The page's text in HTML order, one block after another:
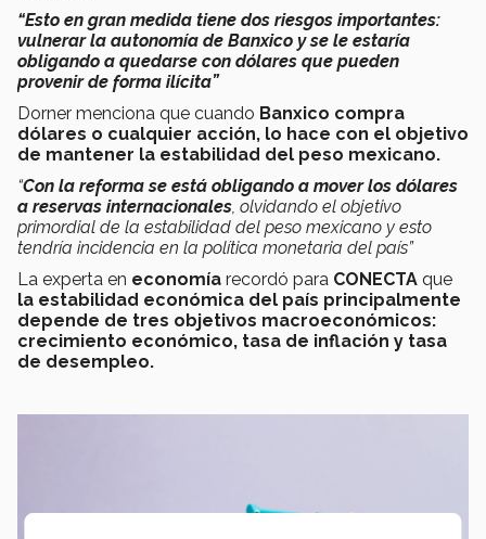
“Esto en gran medida tiene dos riesgos importantes:
vulnerar la autonomía de Banxico y se le estaría
obligando a quedarse con dólares que pueden
provenir de forma ilícita”
Dorner menciona que cuando Banxico compra
dólares o cualquier acción, lo hace con el objetivo
de mantener la estabilidad del peso mexicano.
“Con la reforma se está obligando a mover los dólares
a reservas internacionales , olvidando el objetivo
primordial de la estabilidad del peso mexicano y esto
tendría incidencia en la política monetaria del país”
La experta en economía recordó para CONECTA que
la estabilidad económica del país principalmente
depende de tres objetivos macroeconómicos:
crecimiento económico, tasa de inflación y tasa
de desempleo.